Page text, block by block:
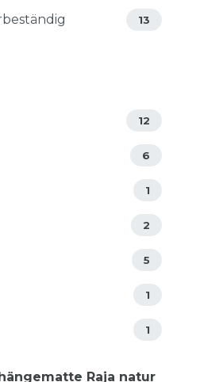
13
12
6
1
2
5
1
1
Raja natur